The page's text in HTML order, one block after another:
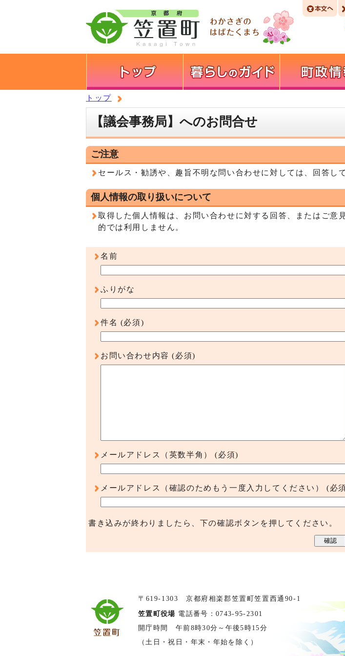
トップ
【議会事務局】へのお問合せ
ご注意
セールス・勧誘や、趣旨不明な問い合わせに対しては、回答し
個人情報の取り扱いについて
取得した個人情報は、お問い合わせに対する回答、またはご意
的では利用しません。
名前
ふりがな
件名 (必須)
お問い合わせ内容 (必須)
メールアドレス（英数半角） (必須)
メールアドレス（確認のためもう一度入力してください） (必
書き込みが終わりましたら、下の確認ボタンを押してください。
〒619-1303 京都府相楽郡笠置町笠置西通90-1
笠置町役場 電話番号：0743-95-2301
開庁時間 午前8時30分～午後5時15分
（土日・祝日・年末・年始を除く）